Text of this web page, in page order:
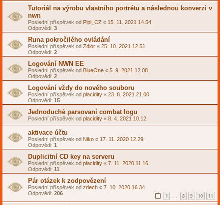
Tutoriál na výrobu vlastního portrétu a následnou konverzi v
nwn
Poslední příspěvek od Pipi_CZ « 15. 11. 2021 14.54
Odpovědi: 3
Runa pokročilého ovládání
Poslední příspěvek od Zdlor « 25. 10. 2021 12.51
Odpovědi: 2
Logování NWN EE
Poslední příspěvek od BlueOne « 5. 9. 2021 12.08
Odpovědi: 2
Logování vždy do nového souboru
Poslední příspěvek od placidity « 23. 8. 2021 21.00
Odpovědi: 15
Jednoduché parsovaní combat logu
Poslední příspěvek od placidity « 8. 4. 2021 10.12
aktivace účtu
Poslední příspěvek od Niko « 17. 11. 2020 12.29
Odpovědi: 1
Duplicitní CD key na serveru
Poslední příspěvek od placidity « 7. 11. 2020 11.16
Odpovědi: 11
Pár otázek k zodpovězení
Poslední příspěvek od zdech « 7. 10. 2020 16.34
Odpovědi: 206 1 8 9 10 11